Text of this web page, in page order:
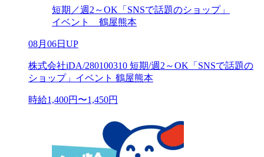
短期／週2～OK「SNSで話題のショップ」
イベント 鶴屋熊本
08月06日UP
株式会社iDA/280100310 短期/週2～OK「SNSで話題の
ショップ」イベント 鶴屋熊本
時給1,400円〜1,450円